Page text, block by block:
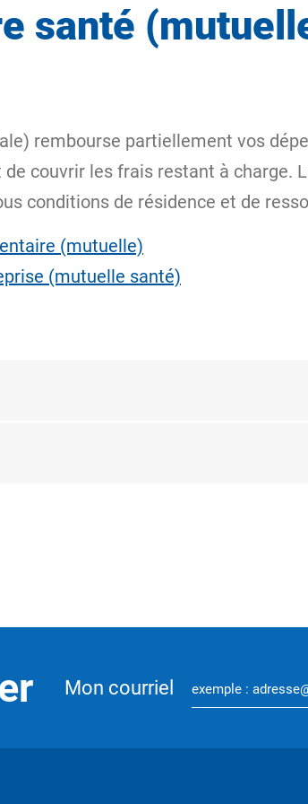
santé
rembourse partiellement vos
de couvrir les frais restant à
conditions de résidence et de
(mutuelle)
(mutuelle santé)
Mon courriel